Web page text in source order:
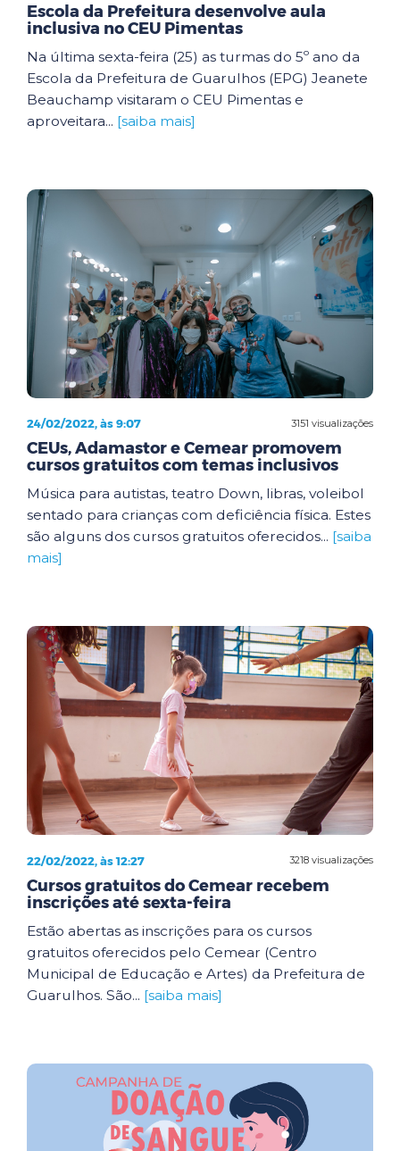
Escola da Prefeitura desenvolve aula
inclusiva no CEU Pimentas
Na última sexta-feira (25) as turmas do 5º ano da
Escola da Prefeitura de Guarulhos (EPG) Jeanete
Beauchamp visitaram o CEU Pimentas e
aproveitara... [saiba mais]
3151 visualizações
24/02/2022, às 9:07
CEUs, Adamastor e Cemear promovem
cursos gratuitos com temas inclusivos
Música para autistas, teatro Down, libras, voleibol
sentado para crianças com deficiência física. Estes
são alguns dos cursos gratuitos oferecidos... [saiba
mais]
3218 visualizações
22/02/2022, às 12:27
Cursos gratuitos do Cemear recebem
inscrições até sexta-feira
Estão abertas as inscrições para os cursos
gratuitos oferecidos pelo Cemear (Centro
Municipal de Educação e Artes) da Prefeitura de
Guarulhos. São... [saiba mais]